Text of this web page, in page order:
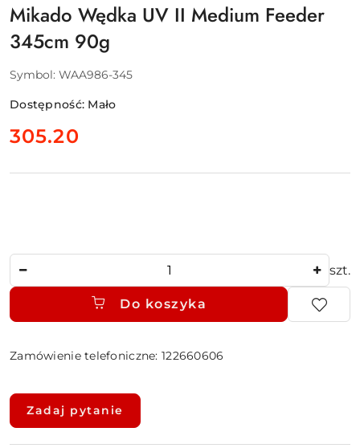
Mikado Wędka UV II Medium Feeder
345cm 90g
Symbol: WAA986-345
Dostępność: Mało
cena:
305.20
szt.
Do koszyka
Zamówienie telefoniczne: 122660606
Dostępność
dostawa
Zadaj pytanie